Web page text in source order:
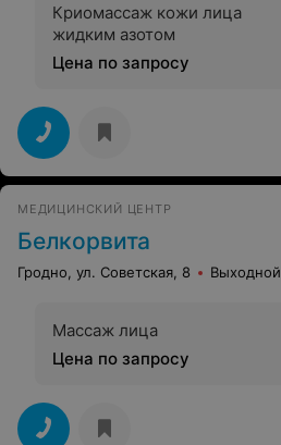
Криомассаж кожи лица
жидким азотом
Цена по запросу
МЕДИЦИНСКИЙ ЦЕНТР
Белкорвита
Гродно, ул. Советская, 8 Выходной
Массаж лица
Цена по запросу